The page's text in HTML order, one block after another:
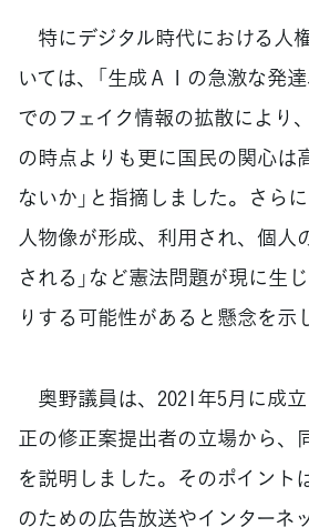
特にデジタル時代における人
いては、「生成ＡＩの急激な発
でのフェイク情報の拡散により
の時点よりも更に国民の関心は
ないか」と指摘しました。さら
人物像が形成、利用され、個人
される」など憲法問題が現に生
りする可能性があると懸念を示
奥野議員は、2021年5月に成
正の修正案提出者の立場から、
を説明しました。そのポイント
のための広告放送やインターネ